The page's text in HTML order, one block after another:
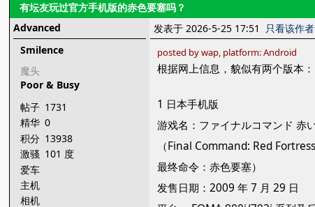
有坛友玩过官方手机版的赤色要塞吗？
Advanced
Smilence
魔头
Poor & Busy
帖子 1731
精华 0
积分 13938
激骚 101 度
爱车
主机
相机
发表于 2026-5-25 17:51 只看该作者
posted by wap, platform: Android
根据网上信息，貌似有两个版本：
1 日本手机版
游戏名：ファイナルコマンド
（Final Command: Red Fortress
最终命令：赤色要塞）
发售日期：2009 年 7 月 29 日